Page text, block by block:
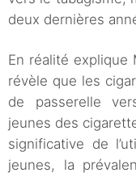
deux dernières
En réalité explique
révèle que les
de passerelle
jeunes des
significative de
jeunes, la